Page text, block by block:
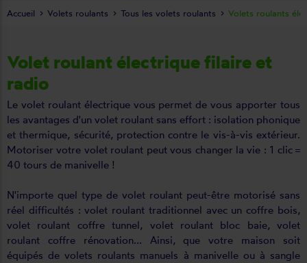
Volet roulant électrique filaire et
radio
Le volet roulant électrique vous permet de vous apporter tous
les avantages d'un volet roulant sans effort : isolation phonique
et thermique, sécurité, protection contre le vis-à-vis extérieur.
Motoriser votre volet roulant peut vous changer la vie : 1 clic =
40 tours de manivelle !
N'importe quel type de volet roulant peut-être motorisé sans
réel difficultés : volet roulant traditionnel avec un coffre bois,
volet roulant coffre tunnel, volet roulant bloc baie, volet
roulant coffre rénovation... Ainsi, que votre maison soit
équipés de volets roulants manuels à manivelle ou à sangle
Accueil Volets roulants Tous les volets roulants Volets roulants